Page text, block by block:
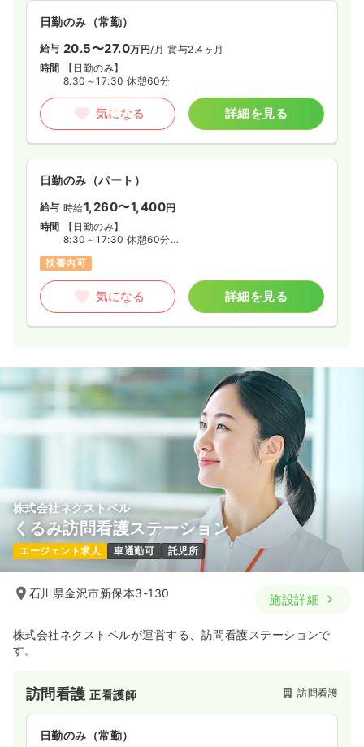
日勤のみ（常勤）
給与 20.5〜27.0万円/月 賞与2.4ヶ月
時間
【日勤のみ】
8:30～17:30 休憩60分
気になる 詳細を見る
日勤のみ（パート）
給与 時給1,260〜1,400円
時間
【日勤のみ】
8:30～17:30 休憩60分
扶養内可
気になる 詳細を見る
株式会社ネクストベル
くるみ訪問看護ステーション
エージェント求人 車通勤可 託児所
石川県金沢市新保本3-130 施設詳細
株式会社ネクストベルが運営する、訪問看護ステーションで
す。
訪問看護正看護師 訪問看護
日勤のみ（常勤）